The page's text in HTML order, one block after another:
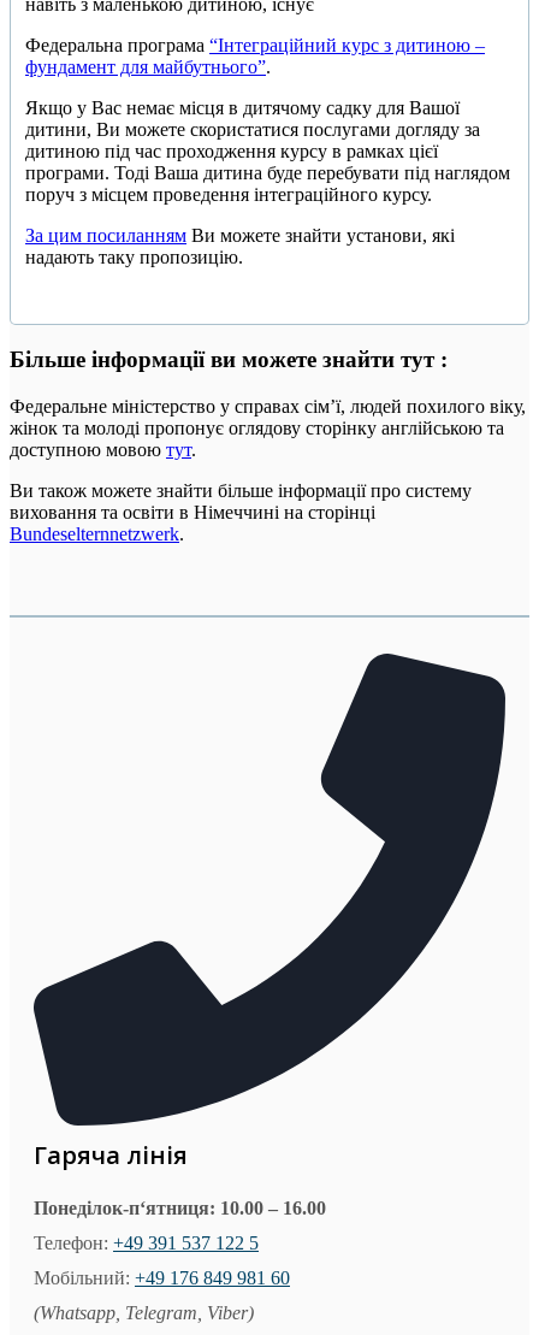
Федеральна програма “Інтеграційний курс з дитиною –
фундамент для майбутнього”.
Якщо у Вас немає місця в дитячому садку для Вашої
дитини, Ви можете скористатися послугами догляду за
дитиною під час проходження курсу в рамках цієї
програми. Тоді Ваша дитина буде перебувати під наглядом
поруч з місцем проведення інтеграційного курсу.
За цим посиланням Ви можете знайти установи, які
надають таку пропозицію.
Більше інформації ви можете знайти тут:
Федеральне міністерство у справах сім’ї, людей похилого віку,
жінок та молоді пропонує оглядову сторінку англійською та
доступною мовою тут.
Ви також можете знайти більше інформації про систему
виховання та освіти в Німеччині на сторінці
Bundeselternnetzwerk.
Гаряча лiнiя
Понеділок-п‘ятниця: 10.00 – 16.00
Телефон: +49 391 537 122 5
Мобільний: +49 176 849 981 60
(Whatsapp, Telegram, Viber)